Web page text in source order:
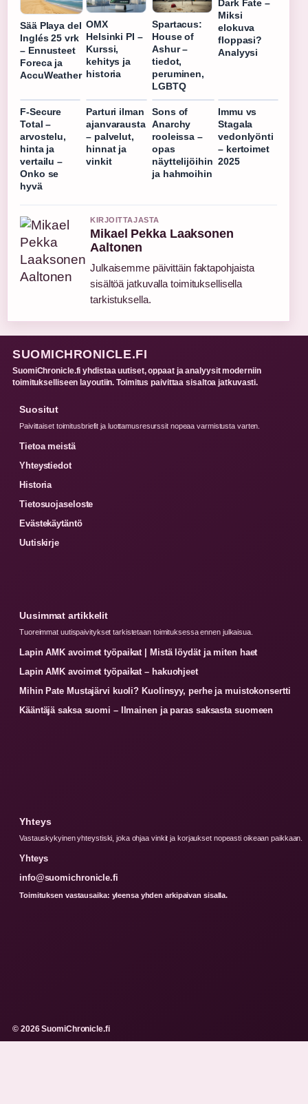
Sää Playa del
Inglés 25 vrk
– Ennusteet
Foreca ja
AccuWeather
OMX
Helsinki PI –
Kurssi,
kehitys ja
historia
Spartacus:
House of
Ashur –
tiedot,
peruminen,
LGBTQ
Dark Fate –
Miksi
elokuva
floppasi?
Analyysi
F-Secure
Total –
arvostelu,
hinta ja
vertailu –
Onko se
hyvä
Parturi ilman
ajanvarausta
– palvelut,
hinnat ja
vinkit
Sons of
Anarchy
rooleissa –
opas
näyttelijöihin
ja hahmoihin
Immu vs
Stagala
vedonlyönti
– kertoimet
2025
KIRJOITTAJASTA
Mikael Pekka Laaksonen
Aaltonen
Julkaisemme päivittäin faktapohjaista
sisältöä jatkuvalla toimituksellisella
tarkistuksella.
SUOMICHRONICLE.FI
SuomiChronicle.fi yhdistaa uutiset, oppaat ja analyysit moderniin
toimitukselliseen layoutiin. Toimitus paivittaa sisaltoa jatkuvasti.
Suositut
Paivittaiset toimitusbriefit ja luottamusresurssit nopeaa varmistusta varten.
Tietoa meistä
Yhteystiedot
Historia
Tietosuojaseloste
Evästekäytäntö
Uutiskirje
Uusimmat artikkelit
Tuoreimmat uutispaivitykset tarkistetaan toimituksessa ennen julkaisua.
Lapin AMK avoimet työpaikat | Mistä löydät ja miten haet
Lapin AMK avoimet työpaikat – hakuohjeet
Mihin Pate Mustajärvi kuoli? Kuolinsyy, perhe ja muistokonsertti
Kääntäjä saksa suomi – Ilmainen ja paras saksasta suomeen
Yhteys
Vastauskykyinen yhteystiski, joka ohjaa vinkit ja korjaukset nopeasti oikeaan paikkaan.
Yhteys
info@suomichronicle.fi
Toimituksen vastausaika: yleensa yhden arkipaivan sisalla.
© 2026 SuomiChronicle.fi